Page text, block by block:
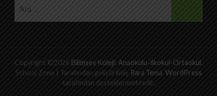
Copyright ©2026 Bilimsev Koleji: Anaokulu-İlkokul-Ortaokul.
School Zone | Tarafından geliştirilmiş Rara Tema. WordPress
tarafından desteklenmektedir.